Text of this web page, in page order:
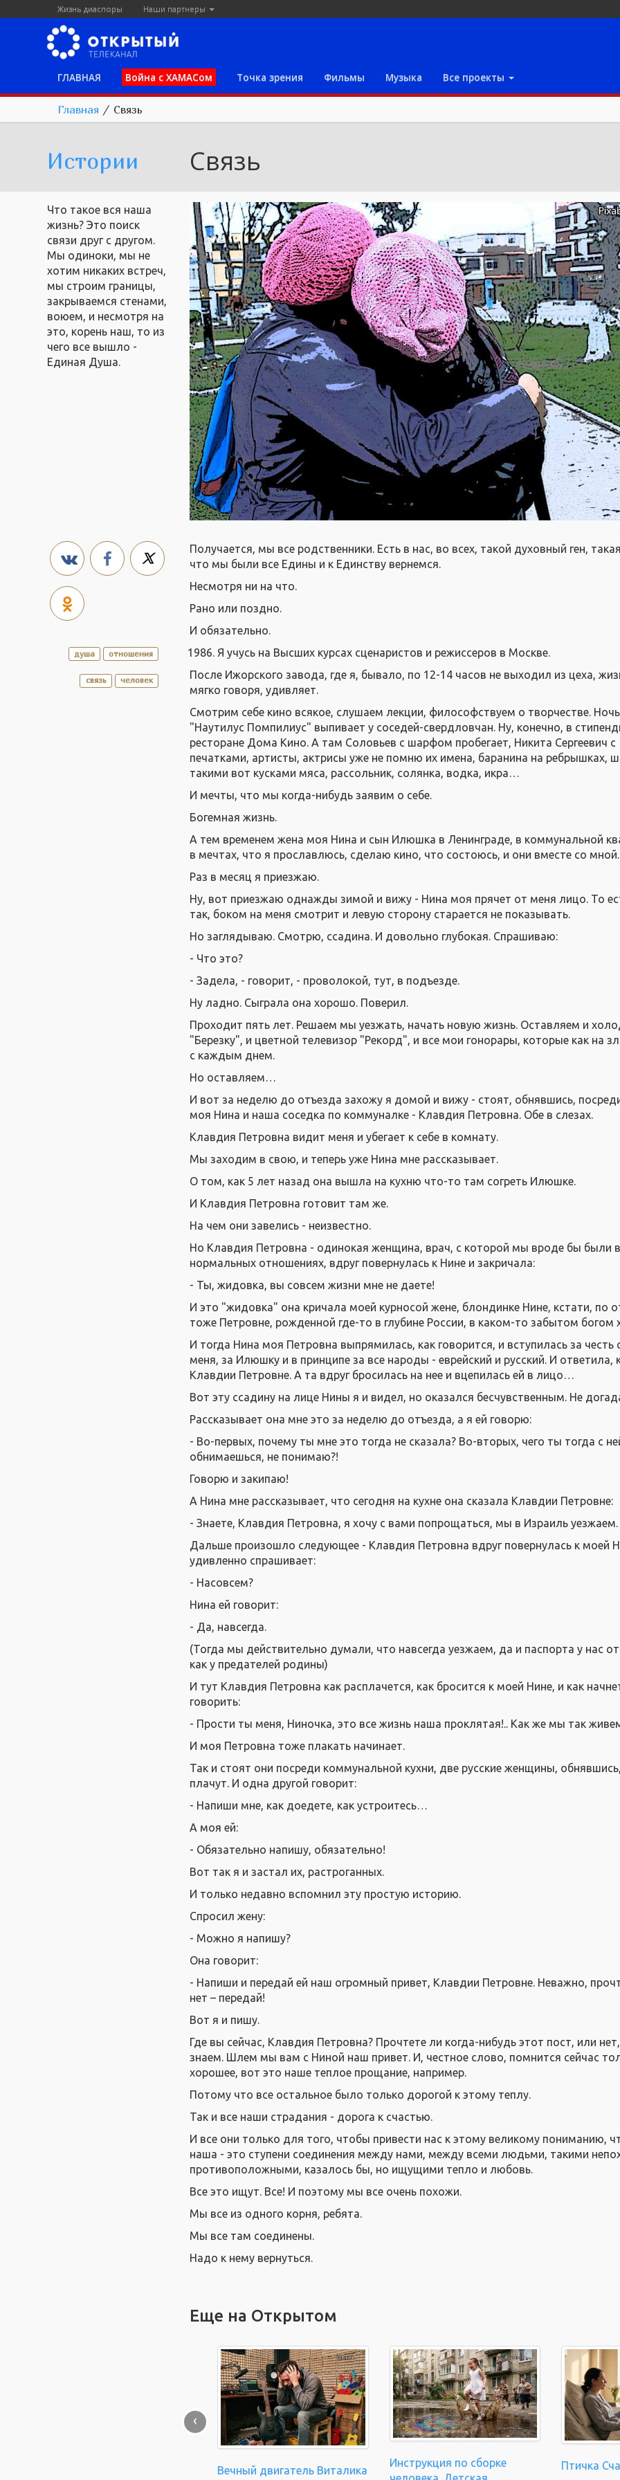
Жизнь диаспоры Наши партнеры
ГЛАВНАЯ Война с ХАМАСом Точка зрения Фильмы Музыка Все проекты
Главная / Связь
Истории Связь
Что такое вся наша
жизнь? Это поиск
связи друг с другом.
Мы одиноки, мы не
хотим никаких встреч,
мы строим границы,
закрываемся стенами,
воюем, и несмотря на
это, корень наш, то из
чего все вышло -
Единая Душа.
душа отношения
связь человек
Получается, мы все родственники. Есть в нас, во всех, такой духовный ген,
что мы были все Едины и к Единству вернемся.
Несмотря ни на что.
Рано или поздно.
И обязательно.
Я учусь на Высших курсах сценаристов и режиссеров в Москве.
После Ижорского завода, где я, бывало, по 12-14 часов не выходил из цеха,
мягко говоря, удивляет.
Смотрим себе кино всякое, слушаем лекции, философствуем о творчестве.
"Наутилус Помпилиус" выпивает у соседей-свердловчан. Ну, конечно, в
ресторане Дома Кино. А там Соловьев с шарфом пробегает, Никита Сергеевич с
печатками, артисты, актрисы уже не помню их имена, баранина на ребрышках,
такими вот кусками мяса, рассольник, солянка, водка, икра…
И мечты, что мы когда-нибудь заявим о себе.
Богемная жизнь.
А тем временем жена моя Нина и сын Илюшка в Ленинграде, в коммунальной
в мечтах, что я прославлюсь, сделаю кино, что состоюсь, и они вместе со мной.
Раз в месяц я приезжаю.
Ну, вот приезжаю однажды зимой и вижу - Нина моя прячет от меня лицо. То
так, боком на меня смотрит и левую сторону старается не показывать.
Но заглядываю. Смотрю, ссадина. И довольно глубокая. Спрашиваю:
- Что это?
- Задела, - говорит, - проволокой, тут, в подъезде.
Ну ладно. Сыграла она хорошо. Поверил.
Проходит пять лет. Решаем мы уезжать, начать новую жизнь. Оставляем и
"Березку", и цветной телевизор "Рекорд", и все мои гонорары, которые как на
с каждым днем.
Но оставляем…
И вот за неделю до отъезда захожу я домой и вижу - стоят, обнявшись,
моя Нина и наша соседка по коммуналке - Клавдия Петровна. Обе в слезах.
Клавдия Петровна видит меня и убегает к себе в комнату.
Мы заходим в свою, и теперь уже Нина мне рассказывает.
О том, как 5 лет назад она вышла на кухню что-то там согреть Илюшке.
И Клавдия Петровна готовит там же.
На чем они завелись - неизвестно.
Но Клавдия Петровна - одинокая женщина, врач, с которой мы вроде бы были в
нормальных отношениях, вдруг повернулась к Нине и закричала:
- Ты, жидовка, вы совсем жизни мне не даете!
И это "жидовка" она кричала моей курносой жене, блондинке Нине, кстати, по
тоже Петровне, рожденной где-то в глубине России, в каком-то забытом богом
И тогда Нина моя Петровна выпрямилась, как говорится, и вступилась за честь
меня, за Илюшку и в принципе за все народы - еврейский и русский. И ответила,
Клавдии Петровне. А та вдруг бросилась на нее и вцепилась ей в лицо…
Вот эту ссадину на лице Нины я и видел, но оказался бесчувственным. Не
Рассказывает она мне это за неделю до отъезда, а я ей говорю:
- Во-первых, почему ты мне это тогда не сказала? Во-вторых, чего ты тогда с
обнимаешься, не понимаю?!
Говорю и закипаю!
А Нина мне рассказывает, что сегодня на кухне она сказала Клавдии Петровне:
- Знаете, Клавдия Петровна, я хочу с вами попрощаться, мы в Израиль уезжаем.
Дальше произошло следующее - Клавдия Петровна вдруг повернулась к моей
удивленно спрашивает:
- Насовсем?
Нина ей говорит:
- Да, навсегда.
(Тогда мы действительно думали, что навсегда уезжаем, да и паспорта у нас
как у предателей родины)
И тут Клавдия Петровна как расплачется, как бросится к моей Нине, и как
говорить:
- Прости ты меня, Ниночка, это все жизнь наша проклятая!.. Как же мы так
И моя Петровна тоже плакать начинает.
Так и стоят они посреди коммунальной кухни, две русские женщины,
плачут. И одна другой говорит:
- Напиши мне, как доедете, как устроитесь…
А моя ей:
- Обязательно напишу, обязательно!
Вот так я и застал их, растроганных.
И только недавно вспомнил эту простую историю.
Спросил жену:
- Можно я напишу?
Она говорит:
- Напиши и передай ей наш огромный привет, Клавдии Петровне. Неважно,
нет – передай!
Вот я и пишу.
Где вы сейчас, Клавдия Петровна? Прочтете ли когда-нибудь этот пост, или
знаем. Шлем мы вам с Ниной наш привет. И, честное слово, помнится сейчас
хорошее, вот это наше теплое прощание, например.
Потому что все остальное было только дорогой к этому теплу.
Так и все наши страдания - дорога к счастью.
И все они только для того, чтобы привести нас к этому великому пониманию,
наша - это ступени соединения между нами, между всеми людьми, такими
противоположными, казалось бы, но ищущими тепло и любовь.
Все это ищут. Все! И поэтому мы все очень похожи.
Мы все из одного корня, ребята.
Мы все там соединены.
Надо к нему вернуться.
Еще на Открытом
Вечный двигатель Виталика
Инструкция по сборке
Птичка
‹